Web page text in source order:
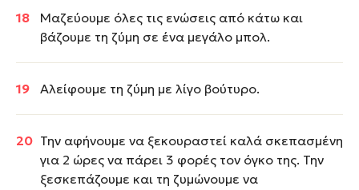
Μαζεύουμε όλες τις ενώσεις από κάτω και
βάζουμε τη ζύμη σε ένα μεγάλο μπολ.
Αλείφουμε τη ζύμη με λίγο βούτυρο.
Την αφήνουμε να ξεκουραστεί καλά σκεπασμένη
για 2 ώρες να πάρει 3 φορές τον όγκο της. Την
ξεσκεπάζουμε και τη ζυμώνουμε να